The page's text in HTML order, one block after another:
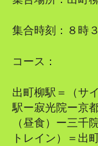
集合時刻：８時
コース：
出町柳駅＝（サ
駅ー寂光院ー京
（昼食）ー三千
トレイン）＝出